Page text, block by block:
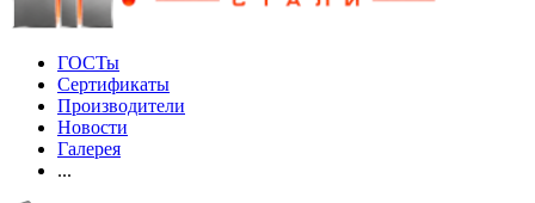
ГОСТы
Сертификаты
Производители
Новости
Галерея
...